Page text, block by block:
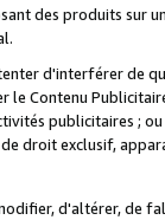
des produits sur
d'interférer de
le Contenu
publicitaires ;
exclusif,
d'altérer, de